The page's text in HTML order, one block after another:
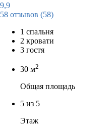
9,9
58 отзывов (58)
1 спальня
2 кровати
3 гостя
30 м2
Общая площадь
5 из 5
Этаж